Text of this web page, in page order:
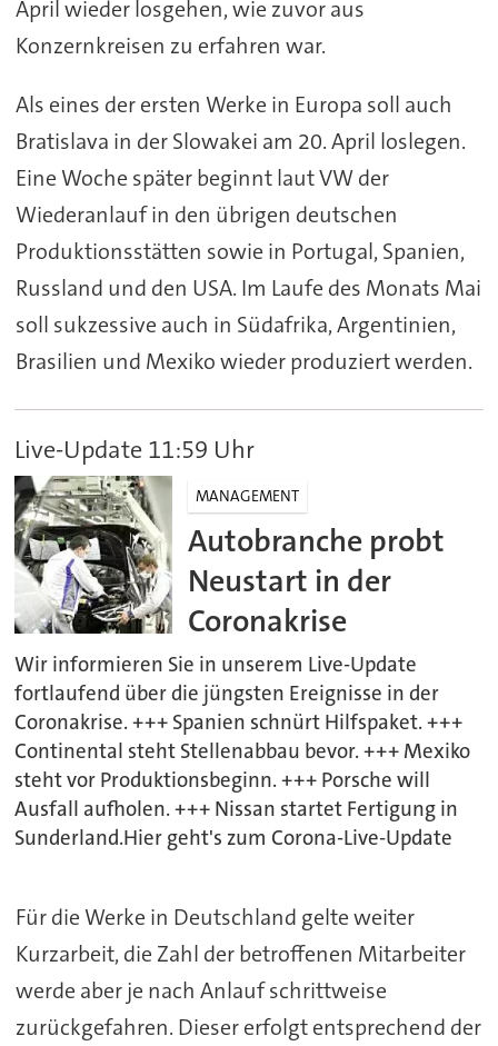
April wieder losgehen, wie zuvor aus
Konzernkreisen zu erfahren war.
Als eines der ersten Werke in Europa soll auch
Bratislava in der Slowakei am 20. April loslegen.
Eine Woche später beginnt laut VW der
Wiederanlauf in den übrigen deutschen
Produktionsstätten sowie in Portugal, Spanien,
Russland und den USA. Im Laufe des Monats Mai
soll sukzessive auch in Südafrika, Argentinien,
Brasilien und Mexiko wieder produziert werden.
Live-Update 11:59 Uhr
MANAGEMENT
Autobranche probt
Neustart in der
Coronakrise
Wir informieren Sie in unserem Live-Update
fortlaufend über die jüngsten Ereignisse in der
Coronakrise. +++ Spanien schnürt Hilfspaket. +++
Continental steht Stellenabbau bevor. +++ Mexiko
steht vor Produktionsbeginn. +++ Porsche will
Ausfall aufholen. +++ Nissan startet Fertigung in
Sunderland.Hier geht's zum Corona-Live-Update
Für die Werke in Deutschland gelte weiter
Kurzarbeit, die Zahl der betroffenen Mitarbeiter
werde aber je nach Anlauf schrittweise
zurückgefahren. Dieser erfolgt entsprechend der